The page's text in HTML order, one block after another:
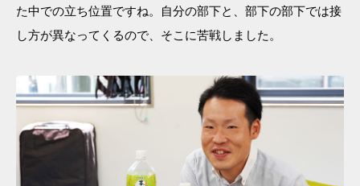
た中での立ち位置ですね。自分の部下と、部下の部下では接
し方が異なってくるので、そこに苦戦しました。